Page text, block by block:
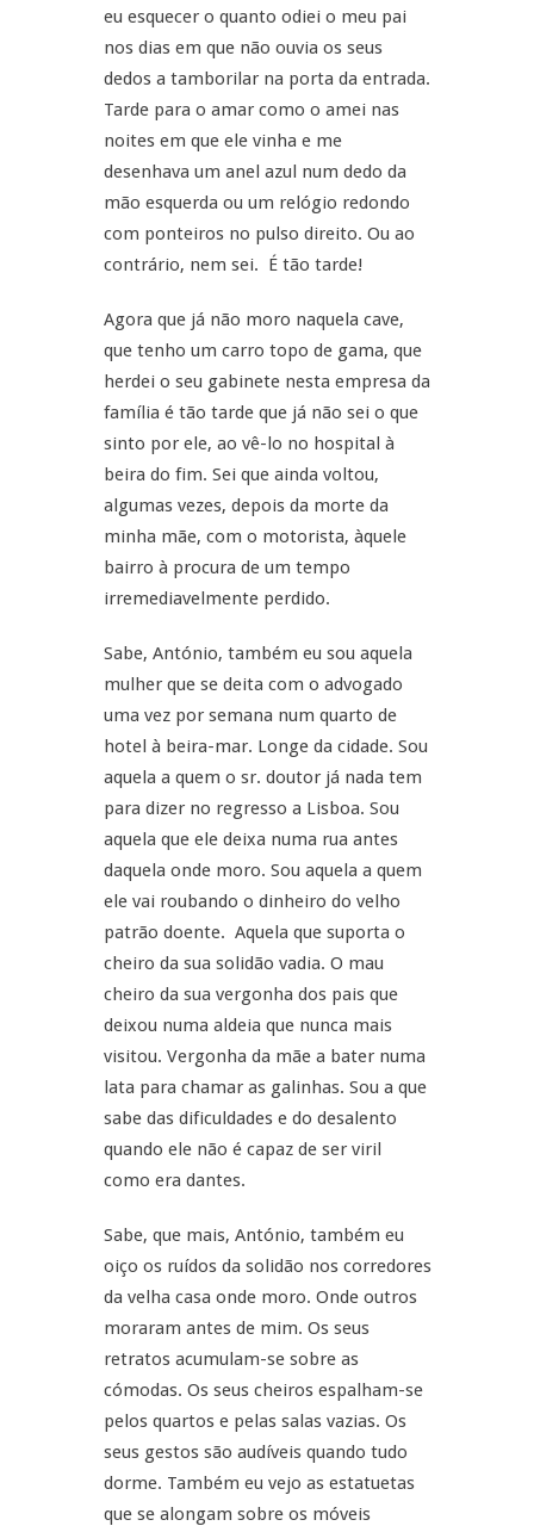
eu esquecer o quanto odiei o meu pai
nos dias em que não ouvia os seus
dedos a tamborilar na porta da entrada.
Tarde para o amar como o amei nas
noites em que ele vinha e me
desenhava um anel azul num dedo da
mão esquerda ou um relógio redondo
com ponteiros no pulso direito. Ou ao
contrário, nem sei. É tão tarde!
Agora que já não moro naquela cave,
que tenho um carro topo de gama, que
herdei o seu gabinete nesta empresa da
família é tão tarde que já não sei o que
sinto por ele, ao vê-lo no hospital à
beira do fim. Sei que ainda voltou,
algumas vezes, depois da morte da
minha mãe, com o motorista, àquele
bairro à procura de um tempo
irremediavelmente perdido.
Sabe, António, também eu sou aquela
mulher que se deita com o advogado
uma vez por semana num quarto de
hotel à beira-mar. Longe da cidade. Sou
aquela a quem o sr. doutor já nada tem
para dizer no regresso a Lisboa. Sou
aquela que ele deixa numa rua antes
daquela onde moro. Sou aquela a quem
ele vai roubando o dinheiro do velho
patrão doente. Aquela que suporta o
cheiro da sua solidão vadia. O mau
cheiro da sua vergonha dos pais que
deixou numa aldeia que nunca mais
visitou. Vergonha da mãe a bater numa
lata para chamar as galinhas. Sou a que
sabe das dificuldades e do desalento
quando ele não é capaz de ser viril
como era dantes.
Sabe, que mais, António, também eu
oiço os ruídos da solidão nos corredores
da velha casa onde moro. Onde outros
moraram antes de mim. Os seus
retratos acumulam-se sobre as
cómodas. Os seus cheiros espalham-se
pelos quartos e pelas salas vazias. Os
seus gestos são audíveis quando tudo
dorme. Também eu vejo as estatuetas
que se alongam sobre os móveis